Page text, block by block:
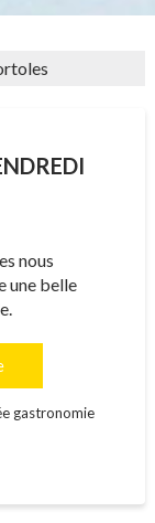
nous
une belle
gastronomie